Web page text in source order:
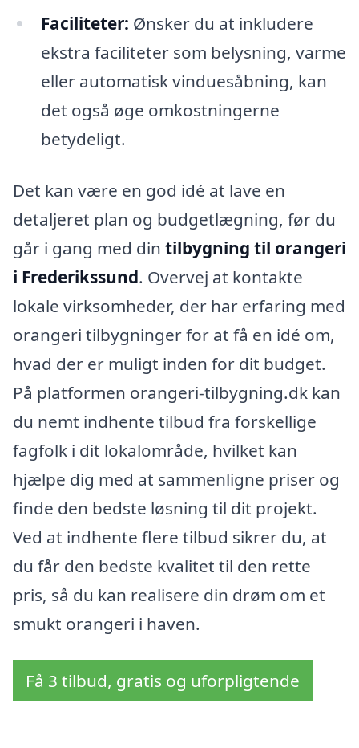
Faciliteter: Ønsker du at inkludere
ekstra faciliteter som belysning, varme
eller automatisk vinduesåbning, kan
det også øge omkostningerne
betydeligt.
Det kan være en god idé at lave en
detaljeret plan og budgetlægning, før du
går i gang med din tilbygning til orangeri
i Frederikssund. Overvej at kontakte
lokale virksomheder, der har erfaring med
orangeri tilbygninger for at få en idé om,
hvad der er muligt inden for dit budget.
På platformen orangeri-tilbygning.dk kan
du nemt indhente tilbud fra forskellige
fagfolk i dit lokalområde, hvilket kan
hjælpe dig med at sammenligne priser og
finde den bedste løsning til dit projekt.
Ved at indhente flere tilbud sikrer du, at
du får den bedste kvalitet til den rette
pris, så du kan realisere din drøm om et
smukt orangeri i haven.
Få 3 tilbud, gratis og uforpligtende